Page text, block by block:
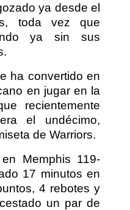
ya desde el
toda vez que
ya sin sus
ha convertido en
en jugar en la
recientemente
el undécimo,
de Warriors.
Memphis 119-
17 minutos en
4 rebotes y
un par de